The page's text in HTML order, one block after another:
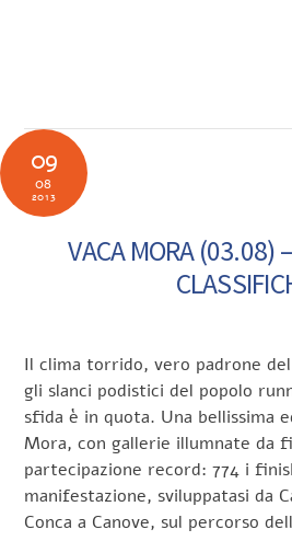
09
08
2013
VACA MORA (03.08)
Il clima torrido, vero padrone
gli slanci podistici del popolo
sfida è in quota. Una bellissima
Mora, con gallerie illumnate da
partecipazione record: 774 i
manifestazione, sviluppatasi da
Conca a Canove, sul percorso